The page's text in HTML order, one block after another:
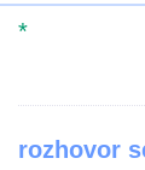
*
rozhovor